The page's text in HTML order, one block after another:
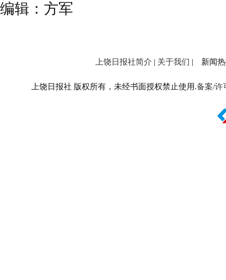
编辑：方军
上饶日报社简介 | 关于我们 | 新闻热
上饶日报社 版权所有，未经书面授权禁止使用.备案/许